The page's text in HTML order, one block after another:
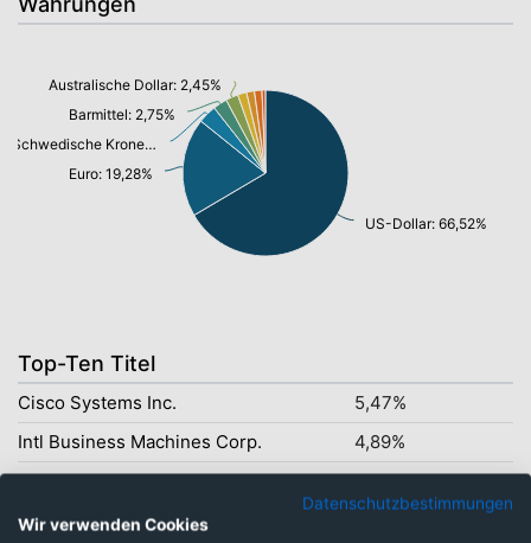
US-Dollar: 66,52%
Euro: 19,28%
Schwedische Krone: 3,59%
Barmittel: 2,75%
Australische Dollar: 2,45%
Top-Ten Titel
Cisco Systems Inc.
5,47%
Intl Business Machines Corp.
4,89%
Texas Instruments Inc.
4,17%
Johnson & Johnson
Datenschutzbestimmungen
Wir verwenden Cookies